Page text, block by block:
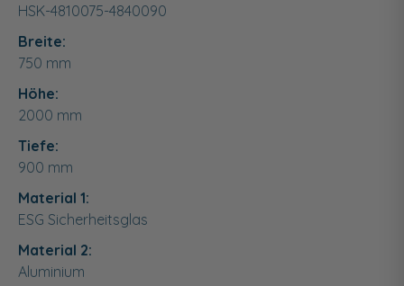
HSK-4810075-4840090
Breite:
750 mm
Höhe:
2000 mm
Tiefe:
900 mm
Material 1:
ESG Sicherheitsglas
Material 2:
Aluminium